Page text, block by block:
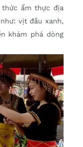
ẩm thực địa
vịt đầu xanh,
khám phá dòng